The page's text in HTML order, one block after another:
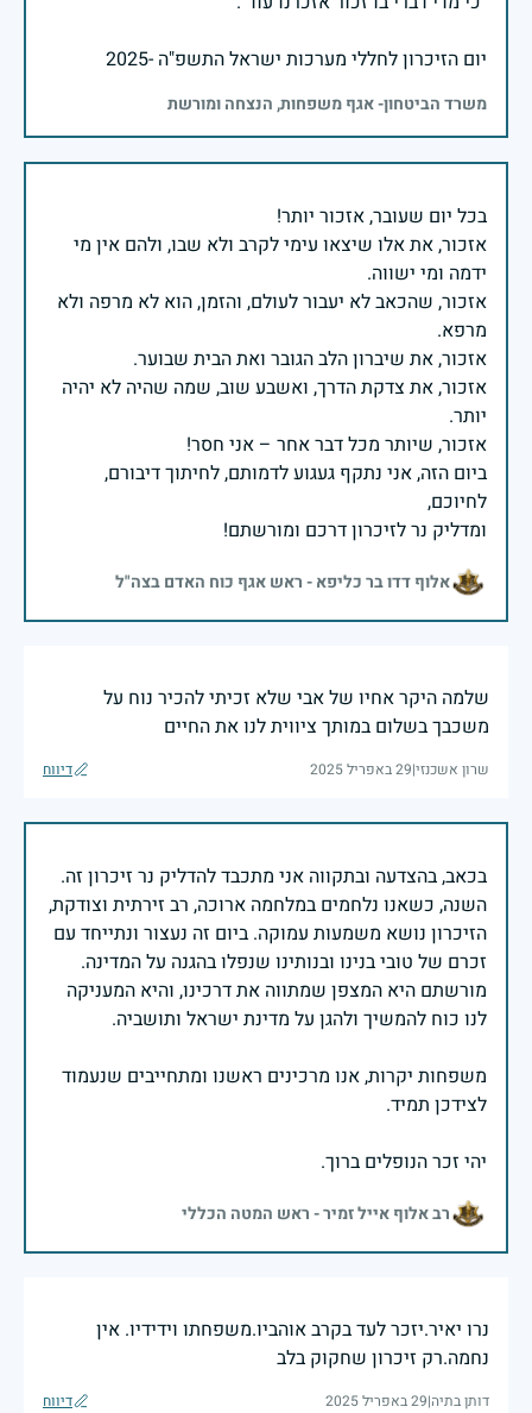
יום הזיכרון לחללי מערכות ישראל התשפ"ה -2025
משרד הביטחון- אגף משפחות, הנצחה ומורשת
אזכור, את אלו שיצאו עימי לקרב ולא שבו, ולהם אין מי
אזכור, שהכאב לא יעבור לעולם, והזמן, הוא לא מרפה ולא
אזכור, את צדקת הדרך, ואשבע שוב, שמה שהיה לא יהיה
ביום הזה, אני נתקף געגוע לדמותם, לחיתוך דיבורם,
ומדליק נר לזיכרון דרכם ומורשתם!
אלוף דדו בר כליפא - ראש אגף כוח האדם בצה"ל
שלמה היקר אחיו של אבי שלא זכיתי להכיר נוח על
משכבך בשלום במותך ציווית לנו את החיים
שרון אשכנזי|29 באפריל 2025 דיווח
בכאב, בהצדעה ובתקווה אני מתכבד להדליק נר זיכרון זה.
השנה, כשאנו נלחמים במלחמה ארוכה, רב זירתית וצודקת,
הזיכרון נושא משמעות עמוקה. ביום זה נעצור ונתייחד עם
זכרם של טובי בנינו ובנותינו שנפלו בהגנה על המדינה.
מורשתם היא המצפן שמתווה את דרכינו, והיא המעניקה
משפחות יקרות, אנו מרכינים ראשנו ומתחייבים שנעמוד
יהי זכר הנופלים ברוך.
רב אלוף אייל זמיר - ראש המטה הכללי
נרו יאיר.יזכר לעד בקרב אוהביו.משפחתו וידידיו. אין
נחמה.רק זיכרון שחקוק בלב
דותן בתיה|29 באפריל 2025 דיווח